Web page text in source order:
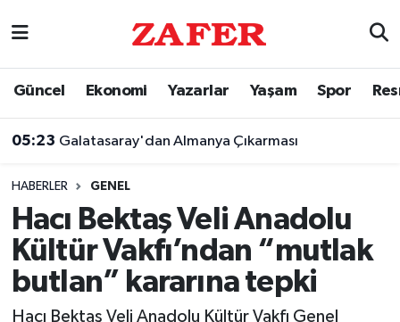
Güncel Ekonomi Yazarlar Yaşam Spor
05:23 Galatasaray'dan Almanya Çıkarması
HABERLER GENEL
Hacı Bektaş Veli Anadolu
Kültür Vakfı’ndan “mutlak
butlan” kararına tepki
Hacı Bektaş Veli Anadolu Kültür Vakfı Genel
Nöbetçi Eczaneler
Trafik Durumu
Süper Lig Puan Durumu ve Fikstür
Tüm Manşetler